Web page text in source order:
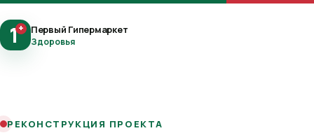
1+ Первый Гипермаркет
Здоровья
РЕКОНСТРУКЦИЯ ПРОЕКТА